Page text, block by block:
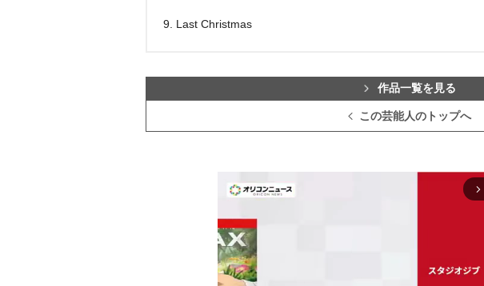
9. Last Christmas
作品一覧を見る
この芸能人のトップへ
arrow_forward_ios